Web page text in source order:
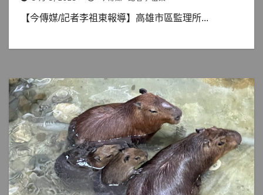
【今傳媒/記者李祖東報導】高雄市區監理所...